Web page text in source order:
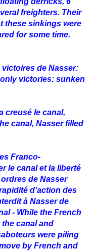
freighters. Their
these sinkings were
for some time.
victoires de Nasser:
victories: sunken
creusé le canal,
canal, Nasser filled
Franco-
le canal et la liberté
de Nasser
d'action des
à Nasser de
- While the French
canal and
were piling
by French and